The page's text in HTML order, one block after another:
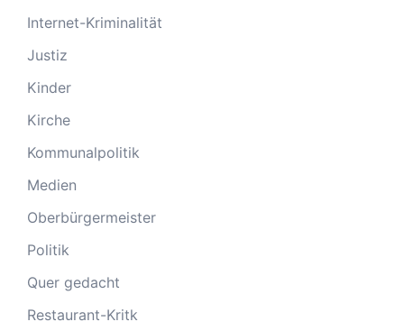
Internet-Kriminalität
Justiz
Kinder
Kirche
Kommunalpolitik
Medien
Oberbürgermeister
Politik
Quer gedacht
Restaurant-Kritk